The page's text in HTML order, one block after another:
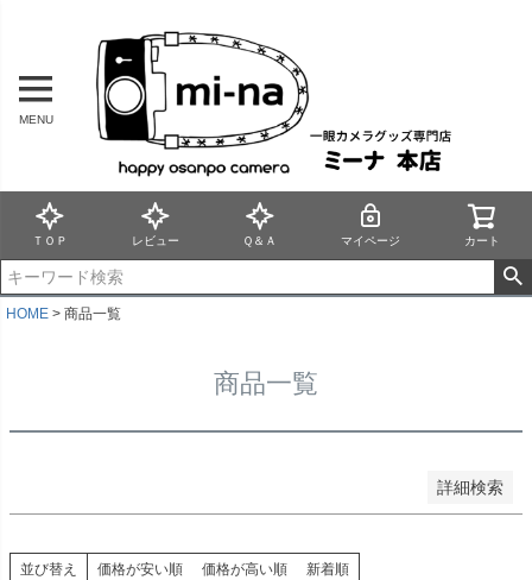
MENU
ＴＯＰ レビュー Ｑ＆Ａ マイページ カート
HOME 商品一覧
商品一覧
詳細検索
バンドル販売
予約商品
予約商品のみを表示
並び順
登録順
価格が安い順
価格が高い順
キーワードヒット順
検索
並び替え 価格が安い順 価格が高い順 新着順